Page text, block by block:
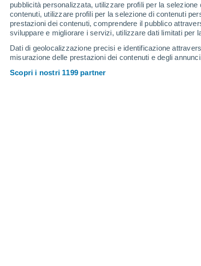
pubblicità personalizzata, utilizzare profili per la
contenuti, utilizzare profili per la selezione di contenuti
prestazioni dei contenuti, comprendere il pubblico
sviluppare e migliorare i servizi, utilizzare dati limitati per
Dati di geolocalizzazione precisi e identificazione
misurazione delle prestazioni dei contenuti e degli
Scopri i nostri 1199 partner
Beckley